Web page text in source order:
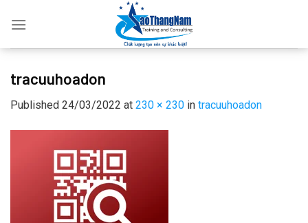
tracuuhoadon
Published 24/03/2022 at 230 × 230 in tracuuhoadon